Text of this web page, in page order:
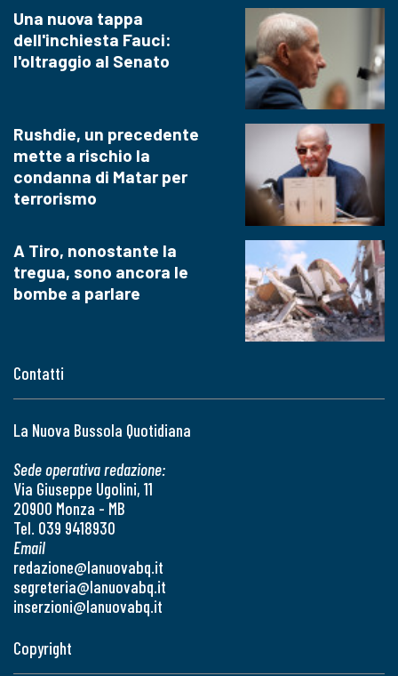
Contatti
La Nuova Bussola Quotidiana
Sede operativa redazione:
Via Giuseppe Ugolini, 11
20900 Monza - MB
Tel. 039 9418930
Email
redazione@lanuovabq.it
segreteria@lanuovabq.it
inserzioni@lanuovabq.it
Una nuova tappa
dell'inchiesta Fauci:
l'oltraggio al Senato
Rushdie, un precedente
mette a rischio la
condanna di Matar per
terrorismo
A Tiro, nonostante la
tregua, sono ancora le
bombe a parlare
Copyright